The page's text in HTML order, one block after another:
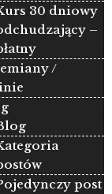
30 dniowy
–
/
post